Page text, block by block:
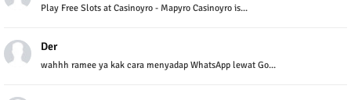
Play Free Slots at Casinoyro - Mapyro Casinoyro is...
Der
wahhh ramee ya kak cara menyadap WhatsApp lewat Go...